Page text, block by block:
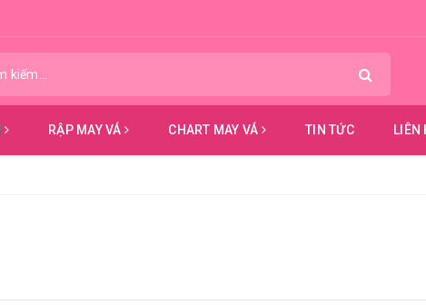
RẬP MAY VÁ CHART MAY VÁ TIN TỨC LIÊN